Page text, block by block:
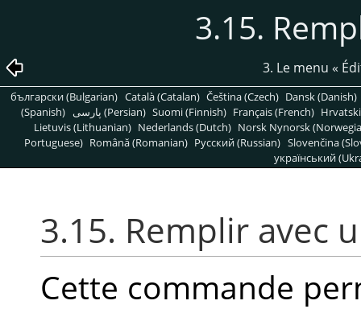
3.15.
3. Le menu «
български (Bulgarian) Català (Catalan) Čeština (Czech) Dansk (Danish)
(Spanish)
پارسی (Persian) Suomi (Finnish) Français (French)
Lietuvis (Lithuanian) Nederlands (Dutch) Norsk Nynorsk
Portuguese) Română (Romanian) Pусский (Russian) Slovenčina
український
3.15. Remplir avec
Cette commande